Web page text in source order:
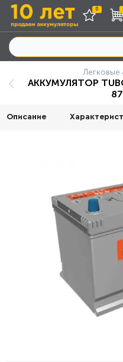
0
Легковые
АККУМУЛЯТОР
Описание